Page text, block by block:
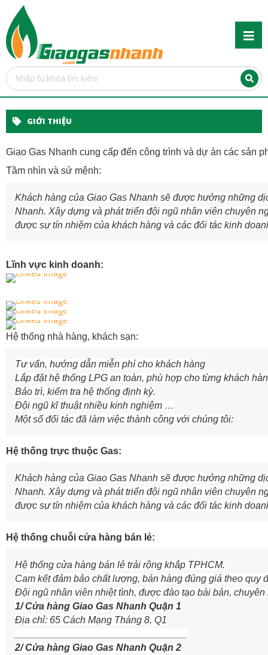
GIỚI THIỆU
Giao Gas Nhanh cung cấp đến công trình và dự án các sản
Tầm nhìn và sứ mệnh:
Khách hàng của Giao Gas Nhanh sẽ được hưởng những
Nhanh. Xây dựng và phát triển đội ngũ nhân viên chuyên
được sự tín nhiệm của khách hàng và các đối tác kinh
Lĩnh vực kinh doanh:
Hệ thống nhà hàng, khách sạn:
Tư vấn, hướng dẫn miễn phí cho khách hàng
Lắp đặt hệ thống LPG an toàn, phù hợp cho từng khách
Bảo trì, kiểm tra hệ thống định kỳ.
Đội ngũ kĩ thuật nhiều kinh nghiệm …
Một số đối tác đã làm việc thành công với chúng tôi:
Hệ thống trực thuộc Gas:
Khách hàng của Giao Gas Nhanh sẽ được hưởng những
Nhanh. Xây dựng và phát triển đội ngũ nhân viên chuyên
được sự tín nhiệm của khách hàng và các đối tác kinh
Hệ thống chuỗi cửa hàng bán lẻ:
Hệ thống cửa hàng bán lẻ trải rộng khắp TPHCM.
Cam kết đảm bảo chất lượng, bán hàng đúng giá theo quy
Đội ngũ nhân viên nhiệt tình, được đào tạo bài bản,
1/ Cửa hàng Giao Gas Nhanh Quận 1
Địa chỉ: 65 Cách Mạng Tháng 8, Q1
2/ Cửa hàng Giao Gas Nhanh Quận 2